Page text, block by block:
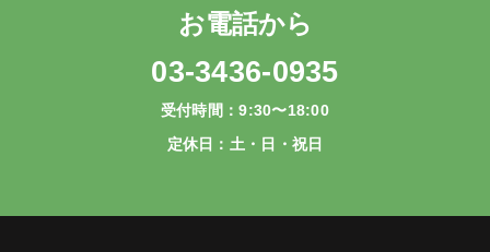
お電話から
03-3436-0935
受付時間：9:30〜18:00
定休日：土・日・祝日